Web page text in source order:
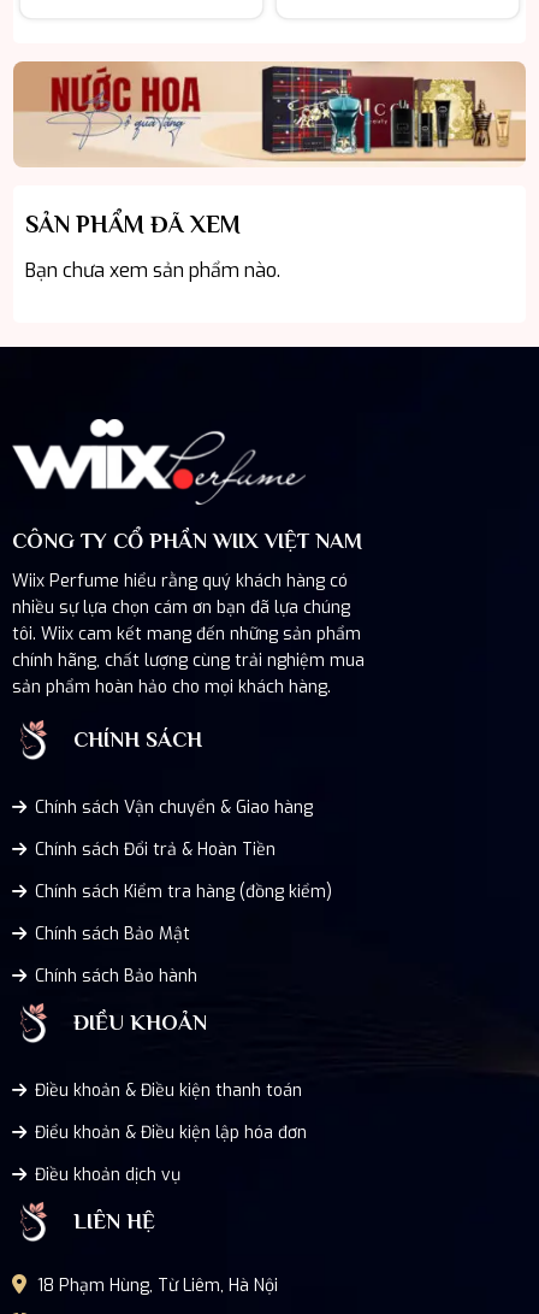
2.600.000 ₫
đến
3.400.000 ₫
là:
3.200.000
SẢN PHẨM ĐÃ XEM
Bạn chưa xem sản phẩm nào.
CÔNG TY CỔ PHẦN WIIX VIỆT NAM
Wiix Perfume hiểu rằng quý khách hàng có
nhiều sự lựa chọn cám ơn bạn đã lựa chúng
tôi. Wiix cam kết mang đến những sản phẩm
chính hãng, chất lượng cùng trải nghiệm mua
sản phẩm hoàn hảo cho mọi khách hàng.
CHÍNH SÁCH
Chính sách Vận chuyển & Giao hàng
Chính sách Đổi trả & Hoàn Tiền
Chính sách Kiểm tra hàng (đồng kiểm)
Chính sách Bảo Mật
Chính sách Bảo hành
ĐIỀU KHOẢN
Điều khoản & Điều kiện thanh toán
Điểu khoản & Điều kiện lập hóa đơn
Điều khoản dịch vụ
LIÊN HỆ
18 Phạm Hùng, Từ Liêm, Hà Nội